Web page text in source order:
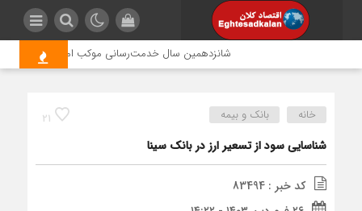
شانزدهمین سال خدمت‌رسانی موکب امام رضا (ع)
21 خانه بانک و بیمه
شناسایی سود از تسعیر ارز در بانک سینا
کد خبر : 83494